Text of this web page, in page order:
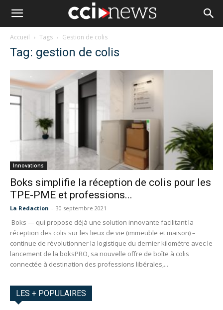
Accueil Tags Gestion de colis
Tag: gestion de colis
Innovations
Boks simplifie la réception de colis pour les
TPE-PME et professions...
La Redaction - 30 septembre 2021
Boks — qui propose déjà une solution innovante facilitant la
réception des colis sur les lieux de vie (immeuble et maison) –
continue de révolutionner la logistique du dernier kilomètre avec le
lancement de la boksPRO, sa nouvelle offre de boîte à colis
connectée à destination des professions libérales,...
LES + POPULAIRES